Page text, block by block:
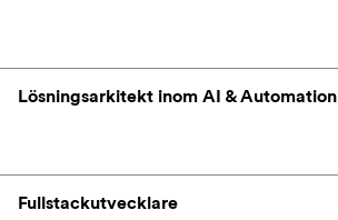
Lösningsarkitekt inom AI & Automation
Fullstackutvecklare